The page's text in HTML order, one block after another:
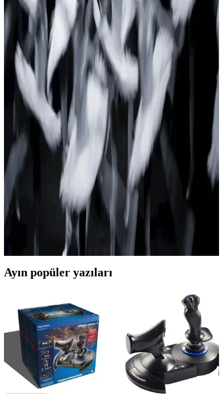
İki Razer fare modeli arasındaki farklar, özellikler ve kullanıcı
yorumlarıyla en uygun oyun faresini seçmenize yardımcı oluyoruz.
Anker Soundcore Liberty 4 ile Razer Hammerhead
True Wireless X Karşılaştırması
Anker Soundcore Liberty 4 ve Razer Hammerhead True Wireless X
modellerini detaylı karşılaştırıyoruz. Ses kalitesi, gürültü engelleme,
pil ömrü ve tasarım özellikleriyle en iyi seçimi yapmanıza yardımcı
oluyoruz.
Razer Basilisk V3 Pro Kablosuz Gaming Mouse
Özellikleri ve Performans Değerlendirmesi
Razer Basilisk V3 Pro, ergonomik tasarımı, yüksek DPI sensörü ve
özelleştirilebilir özellikleriyle öne çıkan gelişmiş kablosuz gaming
mouse'dur. Oyun ve günlük kullanımda üstün performans sağlar.
Razer Tournament Edition: Profesyonel Oyuncular
İçin Üstün Performans ve Ergonomik Tasarım
Razer Tournament Edition, ergonomik tasarımı, yüksek hassasiyetli
optik sensörleri ve Razer Synapse yazılım entegrasyonu ile
profesyonel oyunculara üstün performans ve kapsamlı özelleştirme
Ayın popüler yazıları